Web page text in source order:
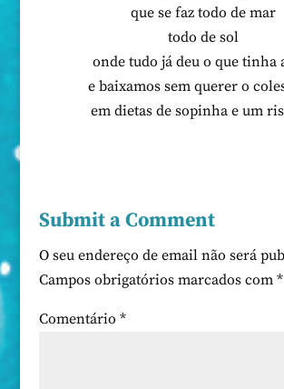
que se faz todo de mar
todo de sol
onde tudo já deu o que tinha
e baixamos sem querer o
em dietas de sopinha e um
Submit a Comment
O seu endereço de email não será
Campos obrigatórios marcados com *
Comentário *